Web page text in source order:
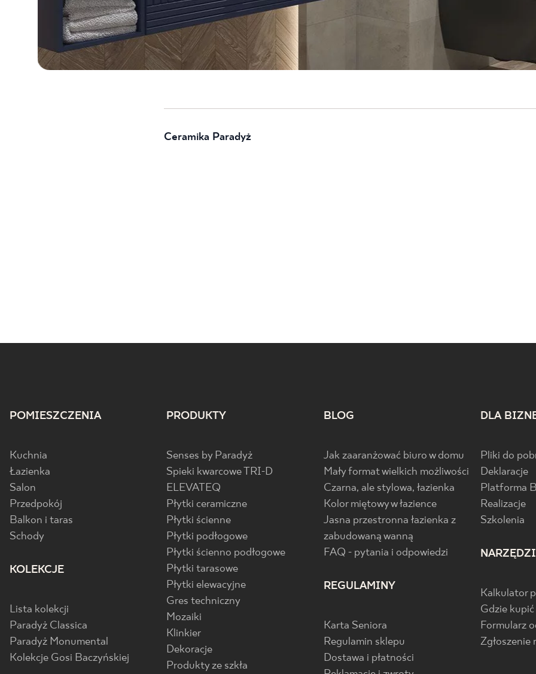
Ceramika Paradyż
POMIESZCZENIA
Kuchnia
Łazienka
Salon
Przedpokój
Balkon i taras
Schody
KOLEKCJE
Lista kolekcji
Paradyż Classica
Paradyż Monumental
Kolekcje Gosi Baczyńskiej
PRODUKTY
Senses by Paradyż
Spieki kwarcowe TRI-D
ELEVATEQ
Płytki ceramiczne
Płytki ścienne
Płytki podłogowe
Płytki ścienno podłogowe
Płytki tarasowe
Płytki elewacyjne
Gres techniczny
Mozaiki
Klinkier
Dekoracje
Produkty ze szkła
BLOG
Jak zaaranżować biuro w domu
Mały format wielkich możliwości
Czarna, ale stylowa, łazienka
Kolor miętowy w łazience
Jasna przestronna łazienka z
zabudowaną wanną
FAQ - pytania i odpowiedzi
REGULAMINY
Karta Seniora
Regulamin sklepu
Dostawa i płatności
DLA
Pliki do
Deklaracje
Platforma
Realizacje
Szkolenia
Kalkulator
Gdzie kupić
Formularz
Zgłoszenie